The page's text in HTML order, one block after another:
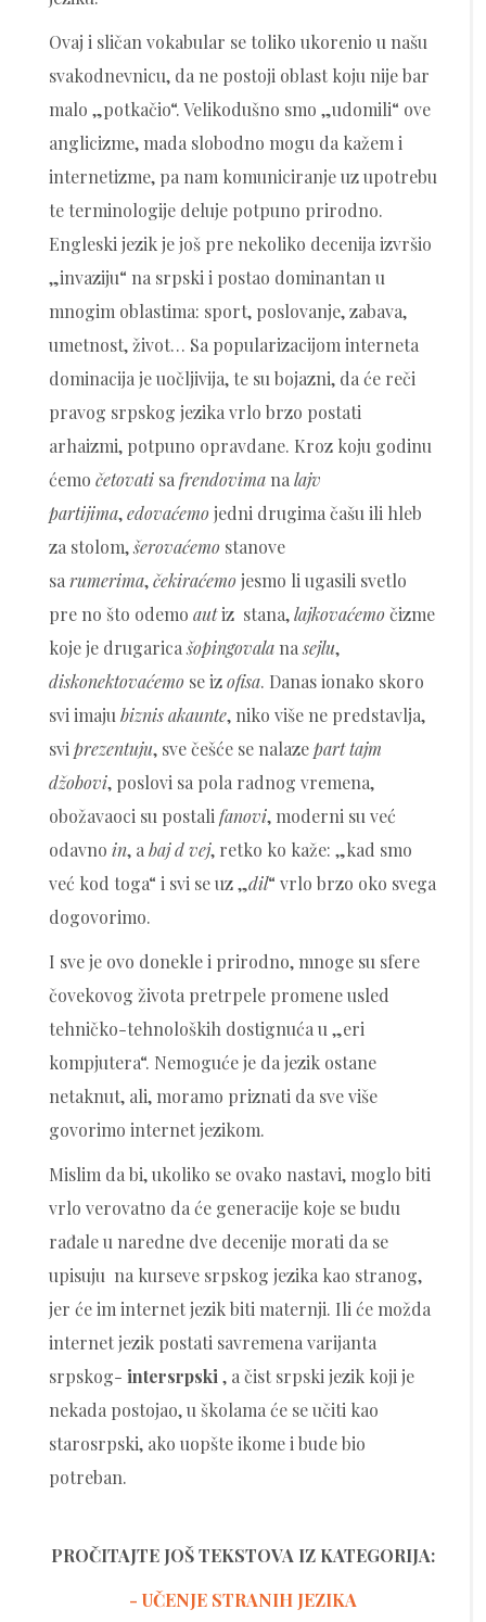
Ovaj i sličan vokabular se toliko ukorenio u našu
svakodnevnicu, da ne postoji oblast koju nije bar
malo „potkačio“. Velikodušno smo „udomili“ ove
anglicizme, mada slobodno mogu da kažem i
internetizme, pa nam komuniciranje uz upotrebu
te terminologije deluje potpuno prirodno.
Engleski jezik je još pre nekoliko decenija izvršio
„invaziju“ na srpski i postao dominantan u
mnogim oblastima: sport, poslovanje, zabava,
umetnost, život… Sa popularizacijom interneta
dominacija je uočljivija, te su bojazni, da će reči
pravog srpskog jezika vrlo brzo postati
arhaizmi, potpuno opravdane. Kroz koju godinu
ćemo četovati sa frendovima na lajv
partijima,edovaćemo jedni drugima čašu ili hleb
za stolom,šerovaćemo stanove
sa rumerima,čekiraćemo jesmo li ugasili svetlo
pre no što odemo autiz stana,lajkovaćemo čizme
koje je drugaricašopingovala nasejlu,
diskonektovaćemo se izofisa. Danas ionako skoro
svi imaju biznis akaunte, niko više ne predstavlja,
svi prezentuju, sve češće se nalazepart tajm
džobovi, poslovi sa pola radnog vremena,
obožavaoci su postali fanovi, moderni su već
odavno in, a baj d vej, retko ko kaže: „kad smo
već kod toga“ i svi se uz „dil“ vrlo brzo oko svega
dogovorimo.
I sve je ovo donekle i prirodno, mnoge su sfere
čovekovog života pretrpele promene usled
tehničko-tehnoloških dostignuća u „eri
kompjutera“. Nemoguće je da jezik ostane
netaknut, ali, moramo priznati da sve više
govorimo internet jezikom.
Mislim da bi, ukoliko se ovako nastavi, moglo biti
vrlo verovatno da će generacije koje se budu
rađale u naredne dve decenije morati da se
upisuju na kurseve srpskog jezika kao stranog,
jer će im internet jezik biti maternji. Ili će možda
internet jezik postati savremena varijanta
srpskog- intersrpski , a čist srpski jezik koji je
nekada postojao, u školama će se učiti kao
starosrpski, ako uopšte ikome i bude bio
potreban.
PROČITAJTE JOŠ TEKSTOVA IZ KATEGORIJA:
- UČENJE STRANIH JEZIKA